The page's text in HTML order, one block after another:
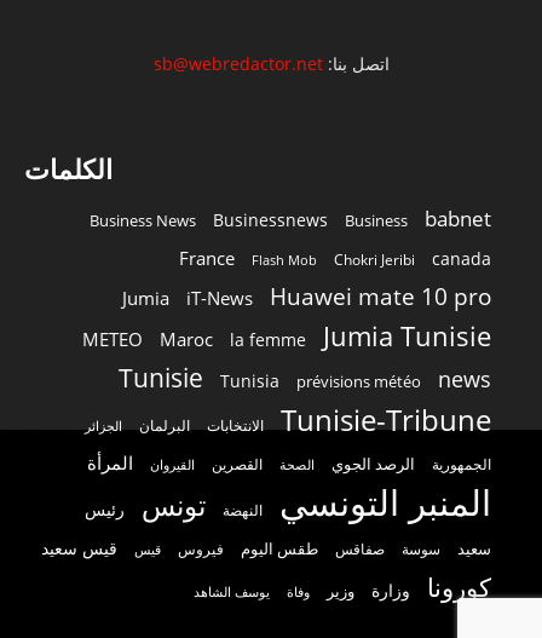
اتصل بنا:sb@webredactor.net
الكلمات
babnet
Business
Businessnews
Business News
canada
Chokri Jeribi
Flash Mob
France
Huawei mate 10 pro
iT-News
Jumia
Jumia Tunisie
la femme
Maroc
METEO
news
prévisions météo
Tunisia
Tunisie
Tunisie-Tribune الانتخابات البرلمان الجزائر
الجمهورية الرصد الجوي الصحة القصرين القيروان المرأة
المنبر التونسي النهضة تونس رئيس
سعيد سوسة صفاقس طقس اليوم فيروس قيس قيس سعيد
كورونا وزارة وزير وفاة يوسف الشاهد